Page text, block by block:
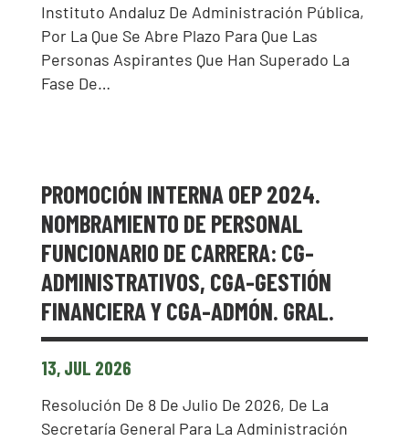
Instituto Andaluz De Administración Pública,
Por La Que Se Abre Plazo Para Que Las
Personas Aspirantes Que Han Superado La
Fase De…
PROMOCIÓN INTERNA OEP 2024.
NOMBRAMIENTO DE PERSONAL
FUNCIONARIO DE CARRERA: CG-
ADMINISTRATIVOS, CGA-GESTIÓN
FINANCIERA Y CGA-ADMÓN. GRAL.
13, JUL 2026
Resolución De 8 De Julio De 2026, De La
Secretaría General Para La Administración